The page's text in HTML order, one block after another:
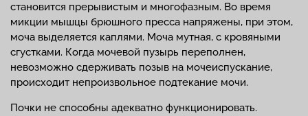
становится прерывистым и многофазным. Во время
микции мышцы брюшного пресса напряжены, при этом,
моча выделяется каплями. Моча мутная, с кровяными
сгустками. Когда мочевой пузырь переполнен,
невозможно сдерживать позыв на мочеиспускание,
происходит непроизвольное подтекание мочи.
Почки не способны адекватно функционировать.